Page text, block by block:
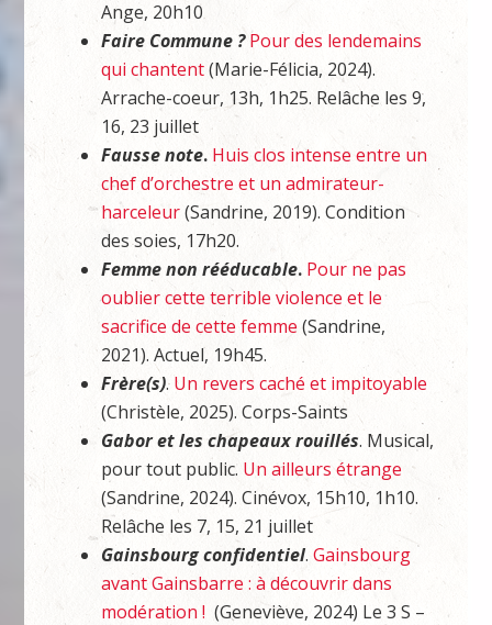
Ange, 20h10
Faire Commune ?Pour des lendemains
qui chantent(Marie-Félicia, 2024).
Arrache-coeur, 13h, 1h25. Relâche les 9,
16, 23 juillet
Fausse note. Huis clos intense entre un
chef d’orchestre et un admirateur-
harceleur(Sandrine, 2019). Condition
des soies, 17h20.
Femme non rééducable. Pour ne pas
oublier cette terrible violence et le
sacrifice de cette femme(Sandrine,
2021). Actuel, 19h45.
Frère(s).Un revers caché et impitoyable
(Christèle, 2025). Corps-Saints
Gabor et les chapeaux rouillés. Musical,
pour tout public. Un ailleurs étrange
(Sandrine, 2024). Cinévox, 15h10, 1h10.
Relâche les 7, 15, 21 juillet
Gainsbourg confidentiel.Gainsbourg
avant Gainsbarre : à découvrir dans
modération ! (Geneviève, 2024) Le 3 S –